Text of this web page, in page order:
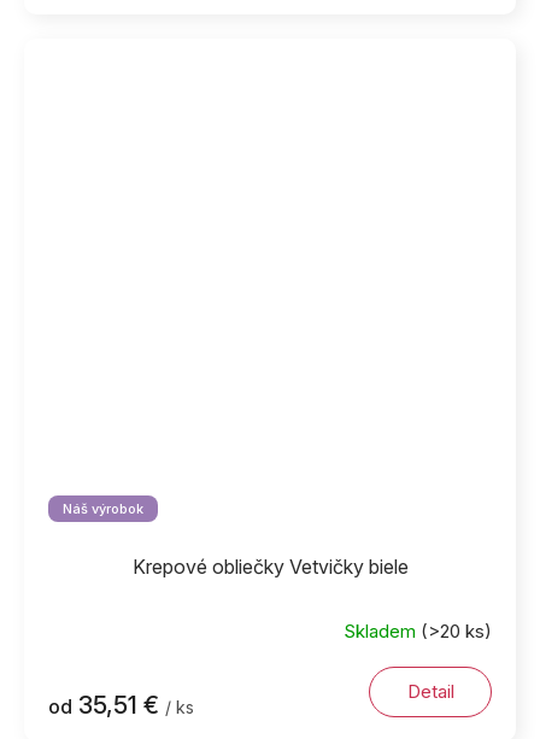
Náš výrobok
Krepové obliečky Vetvičky biele
Skladem (>20 ks)
od 35,51 € / ks
Detail